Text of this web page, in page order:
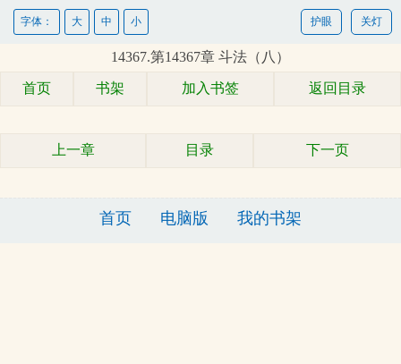
关灯
护眼
字体： 大 中 小
14367.第14367章 斗法（八）
首页 书架 加入书签 返回目录
上一章 目录 下一页
首页 电脑版 我的书架